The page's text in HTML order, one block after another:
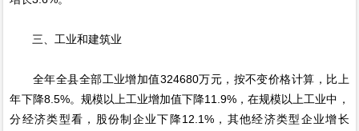
三、工业和建筑业
全年全县全部工业增加值324680万元，按不变价格计算，比上
年下降8.5%。规模以上工业增加值下降11.9%，在规模以上工业中，
分经济类型看，股份制企业下降12.1%，其他经济类型企业增长